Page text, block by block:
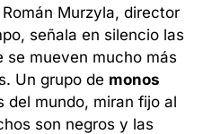
Murzyla, director
señala en silencio las
se mueven mucho más
Un grupo de monos
del mundo, miran fijo al
son negros y las